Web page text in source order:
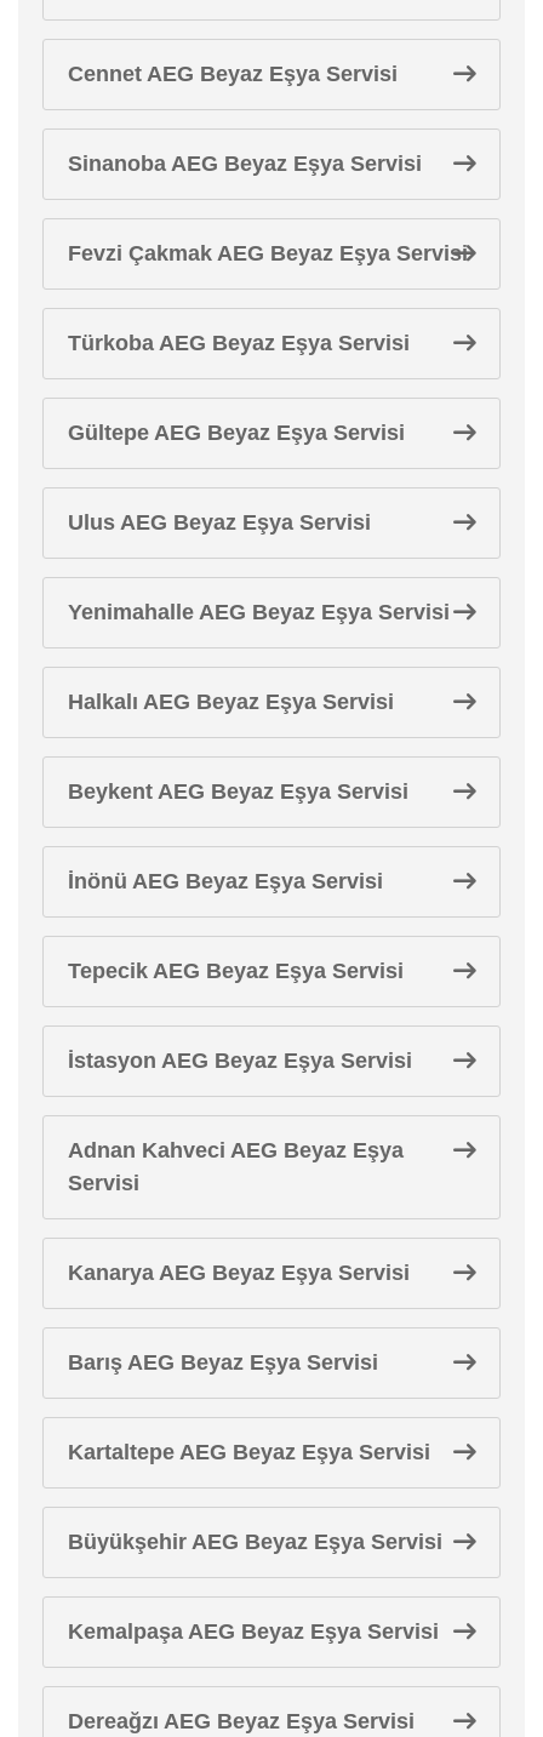
Cennet AEG Beyaz Eşya Servisi
Sinanoba AEG Beyaz Eşya Servisi
Fevzi Çakmak AEG Beyaz Eşya Servisi
Türkoba AEG Beyaz Eşya Servisi
Gültepe AEG Beyaz Eşya Servisi
Ulus AEG Beyaz Eşya Servisi
Yenimahalle AEG Beyaz Eşya Servisi
Halkalı AEG Beyaz Eşya Servisi
Beykent AEG Beyaz Eşya Servisi
İnönü AEG Beyaz Eşya Servisi
Tepecik AEG Beyaz Eşya Servisi
İstasyon AEG Beyaz Eşya Servisi
Adnan Kahveci AEG Beyaz Eşya
Servisi
Kanarya AEG Beyaz Eşya Servisi
Barış AEG Beyaz Eşya Servisi
Kartaltepe AEG Beyaz Eşya Servisi
Büyükşehir AEG Beyaz Eşya Servisi
Kemalpaşa AEG Beyaz Eşya Servisi
Dereağzı AEG Beyaz Eşya Servisi